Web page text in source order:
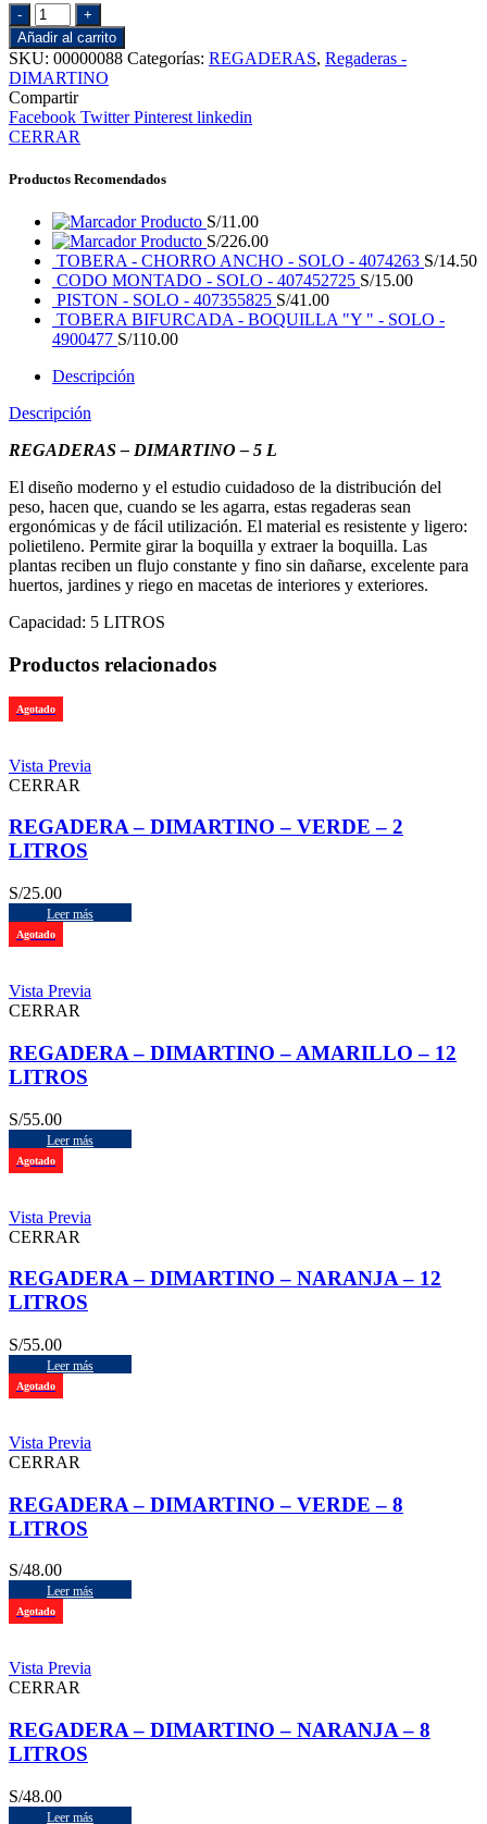
REGADERA
5
LTS.
DURATEK
AMARILLO
(DIMARTINO
)
cantidad
Añadir al carrito
SKU: 00000088 Categorías: REGADERAS, Regaderas -
DIMARTINO
Compartir
Facebook Twitter Pinterest linkedin
CERRAR
Productos Recomendados
Producto S/11.00
Producto S/226.00
TOBERA - CHORRO ANCHO - SOLO - 4074263 S/14.50
CODO MONTADO - SOLO - 407452725 S/15.00
PISTON - SOLO - 407355825 S/41.00
TOBERA BIFURCADA - BOQUILLA "Y " - SOLO -
4900477 S/110.00
Descripción
Descripción
REGADERAS – DIMARTINO – 5 L
El diseño moderno y el estudio cuidadoso de la distribución del
peso, hacen que, cuando se les agarra, estas regaderas sean
ergonómicas y de fácil utilización. El material es resistente y ligero:
polietileno. Permite girar la boquilla y extraer la boquilla. Las
plantas reciben un flujo constante y fino sin dañarse, excelente para
huertos, jardines y riego en macetas de interiores y exteriores.
Capacidad: 5 LITROS
Productos relacionados
Agotado
Vista Previa
CERRAR
REGADERA – DIMARTINO – VERDE – 2
LITROS
S/25.00
Leer más
Agotado
Vista Previa
CERRAR
REGADERA – DIMARTINO – AMARILLO – 12
LITROS
S/55.00
Leer más
Agotado
Vista Previa
CERRAR
REGADERA – DIMARTINO – NARANJA – 12
LITROS
S/55.00
Leer más
Agotado
Vista Previa
CERRAR
REGADERA – DIMARTINO – VERDE – 8
LITROS
S/48.00
Leer más
Agotado
Vista Previa
CERRAR
REGADERA – DIMARTINO – NARANJA – 8
LITROS
S/48.00
Leer más